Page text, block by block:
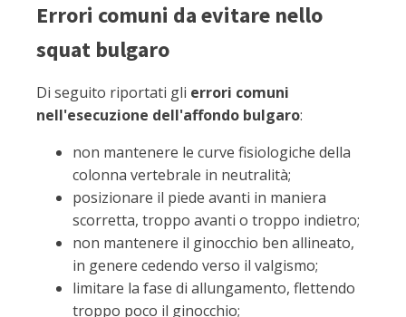
Errori comuni da evitare nello
squat bulgaro
Di seguito riportati gli errori comuni
nell'esecuzione dell'affondo bulgaro:
non mantenere le curve fisiologiche della
colonna vertebrale in neutralità;
posizionare il piede avanti in maniera
scorretta, troppo avanti o troppo indietro;
non mantenere il ginocchio ben allineato,
in genere cedendo verso il valgismo;
limitare la fase di allungamento, flettendo
troppo poco il ginocchio;